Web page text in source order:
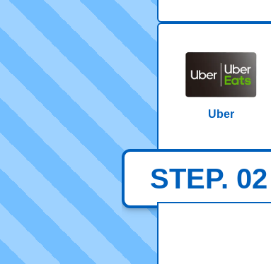
Uber
STEP. 02